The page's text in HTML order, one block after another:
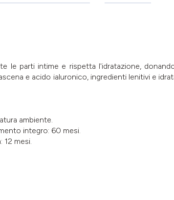
le parti intime e rispetta l'idratazione,
e acido ialuronico, ingredienti lenitivi e
ambiente.
integro: 60 mesi.
12 mesi.